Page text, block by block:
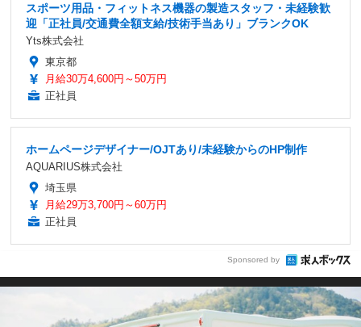
スポーツ用品・フィットネス機器の製造スタッフ・未経験歓
迎「正社員/交通費全額支給/技術手当あり」ブランクOK
Yts株式会社
東京都
月給30万4,600円～50万円
正社員
ホームページデザイナー/OJTあり/未経験からのHP制作
AQUARIUS株式会社
埼玉県
月給29万3,700円～60万円
正社員
Sponsored by